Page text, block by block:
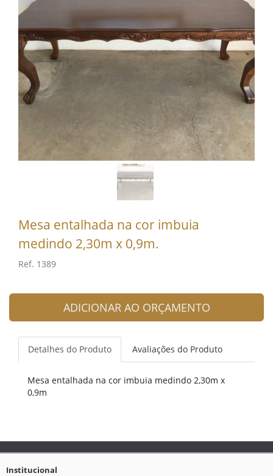
Mesa entalhada na cor imbuia
medindo 2,30m x 0,9m.
Ref. 1389
ADICIONAR AO ORÇAMENTO
Detalhes do Produto Avaliações do Produto
Mesa entalhada na cor imbuia medindo 2,30m x
0,9m
Institucional